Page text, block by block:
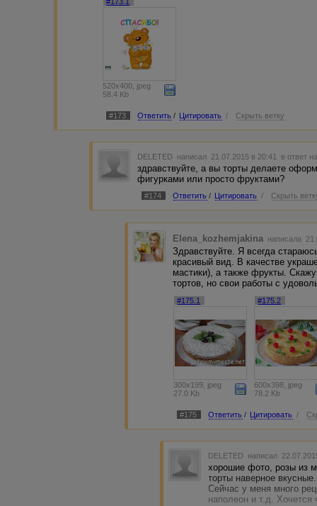
520x400, jpeg
58.4 Kb
#173 Ответить / Цитировать / Скрыть ветку
DELETED написал 21.07.2015 в 20:41 в ответ
здравствуйте, а вы торты делаете
фигурками или просто фруктами?
#174 Ответить / Цитировать / Скрыть
Elena_kozhemjakina написала
Здравствуйте. Я всегда
красивый вид. В качестве
мастики), а также фрукты.
тортов, но свои работы с
#175.1
300x199, jpeg
27.0 Kb
#175.2
600x398, jpeg
78.2 Kb
#175 Ответить / Цитировать /
DELETED написал
хорошие фото, розы из
торты наверное
Сейчас у меня много
наполеон и т.д. Хочется